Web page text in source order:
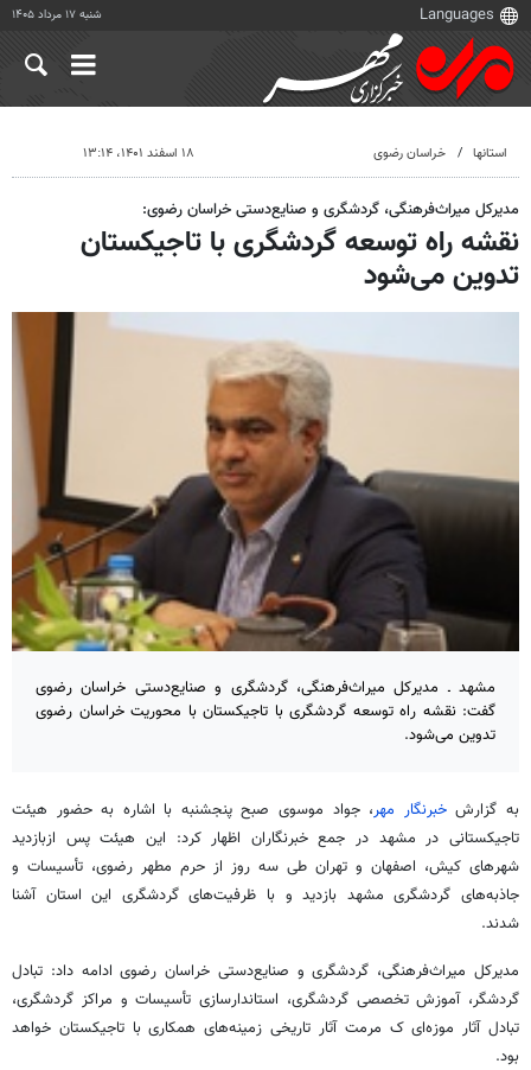
شنبه ۱۷ مرداد ۱۴۰۵
استانها خراسان رضوی ۱۸ اسفند ۱۴۰۱، ۱۳:۱۴
مدیرکل میراث‌فرهنگی، گردشگری و صنایع‌دستی خراسان رضوی:
نقشه راه توسعه گردشگری با تاجیکستان
تدوین می‌شود
مشهد ـ مدیرکل میراث‌فرهنگی، گردشگری و صنایع‌دستی خراسان رضوی
گفت: نقشه راه توسعه گردشگری با تاجیکستان با محوریت خراسان رضوی
تدوین می‌شود.
به گزارشخبرنگار مهر، جواد موسوی صبح پنجشنبه با اشاره به حضور هیئت
تاجیکستانی در مشهد در جمع خبرنگاران اظهار کرد: این هیئت پس ازبازدید
شهرهای کیش، اصفهان و تهران طی سه روز از حرم مطهر رضوی، تأسیسات و
جاذبه‌های گردشگری مشهد بازدید و با ظرفیت‌های گردشگری این استان آشنا
شدند.
مدیرکل میراث‌فرهنگی، گردشگری و صنایع‌دستی خراسان رضوی ادامه داد: تبادل
گردشگر، آموزش تخصصی گردشگری، استاندارسازی تأسیسات و مراکز گردشگری،
تبادل آثار موزه‌ایک مرمت آثار تاریخی زمینه‌های همکاری با تاجیکستان خواهد
بود.